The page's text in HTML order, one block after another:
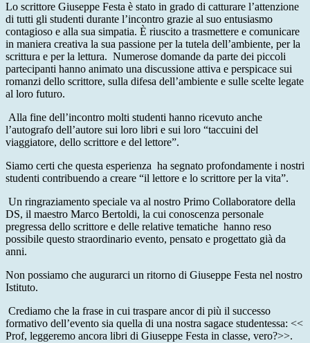
Lo scrittore Giuseppe Festa è stato in grado di catturare l’attenzione
di tutti gli studenti durante l’incontro grazie al suo entusiasmo
contagioso e alla sua simpatia. È riuscito a trasmettere e comunicare
in maniera creativa la sua passione per la tutela dell’ambiente, per la
scrittura e per la lettura. Numerose domande da parte dei piccoli
partecipanti hanno animato una discussione attiva e perspicace sui
romanzi dello scrittore, sulla difesa dell’ambiente e sulle scelte legate
al loro futuro.
Alla fine dell’incontro molti studenti hanno ricevuto anche
l’autografo dell’autore sui loro libri e sui loro “taccuini del
viaggiatore, dello scrittore e del lettore”.
Siamo certi che questa esperienza ha segnato profondamente i nostri
studenti contribuendo a creare “il lettore e lo scrittore per la vita”.
Un ringraziamento speciale va al nostro Primo Collaboratore della
DS, il maestro Marco Bertoldi, la cui conoscenza personale
pregressa dello scrittore e delle relative tematiche hanno reso
possibile questo straordinario evento, pensato e progettato già da
anni.
Non possiamo che augurarci un ritorno di Giuseppe Festa nel nostro
Istituto.
Crediamo che la frase in cui traspare ancor di più il successo
formativo dell’evento sia quella di una nostra sagace studentessa: <<
Prof, leggeremo ancora libri di Giuseppe Festa in classe, vero?>>.